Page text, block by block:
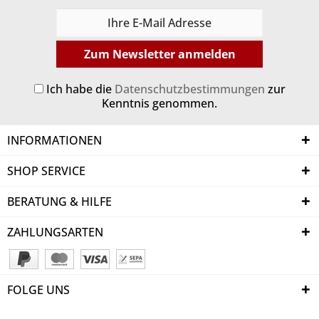
Zum Newsletter anmelden
Ich habe die Datenschutzbestimmungen zur
Kenntnis genommen.
INFORMATIONEN
SHOP SERVICE
BERATUNG & HILFE
ZAHLUNGSARTEN
FOLGE UNS